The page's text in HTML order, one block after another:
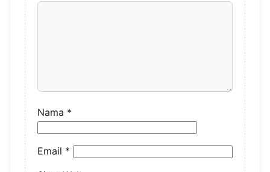
Nama *
Email *